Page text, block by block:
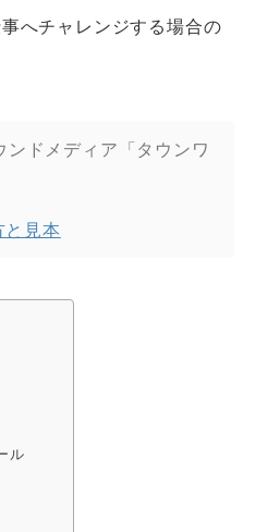
へチャレンジする場合の
ドメディア「タウンワ
見本
ル